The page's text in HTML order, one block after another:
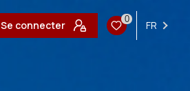
Se connecter 0 FR